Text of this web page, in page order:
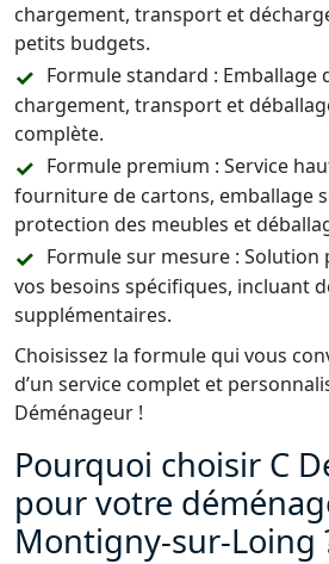
chargement, transport et
petits budgets.
Formule standard : Emballage
chargement, transport et
complète.
Formule premium : Service
fourniture de cartons, emballage
protection des meubles et
Formule sur mesure : Solution
vos besoins spécifiques, incluant
supplémentaires.
Choisissez la formule qui vous
d’un service complet et
Déménageur !
Pourquoi choisir C
pour votre
Montigny-sur-Loing